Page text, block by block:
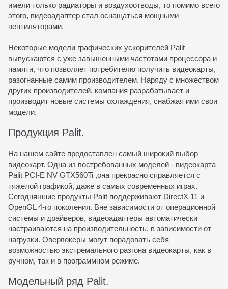
имели только радиаторы и воздухоотводы, то помимо всего
этого, видеоадаптер стал оснащаться мощными
вентиляторами.
Некоторые модели графических ускорителей Palit
выпускаются с уже завышенными частотами процессора и
памяти, что позволяет потребителю получить видеокарты,
разогнанные самим производителем. Наряду с множеством
других производителей, компания разрабатывает и
производит новые системы охлаждения, снабжая ими свои
модели.
Продукция Palit.
На нашем сайте предоставлен самый широкий выбор
видеокарт. Одна из востребованных моделей - видеокарта
Palit PCI-E NV GTX560Ti ,она прекрасно справляется с
тяжелой графикой, даже в самых современных играх.
Сегодняшние продукты Palit поддерживают DirectX 11 и
OpenGL 4-го поколения. Вне зависимости от операционной
системы и драйверов, видеоадаптеры автоматически
настраиваются на производительность, в зависимости от
нагрузки. Оверлокеры могут порадовать себя
возможностью экстремального разгона видеокарты, как в
ручном, так и в программном режиме.
Модельный ряд Palit.